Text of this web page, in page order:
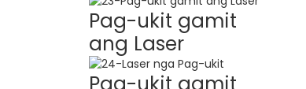
Pag-ukit gamit
ang Laser
Pag-ukit gamit